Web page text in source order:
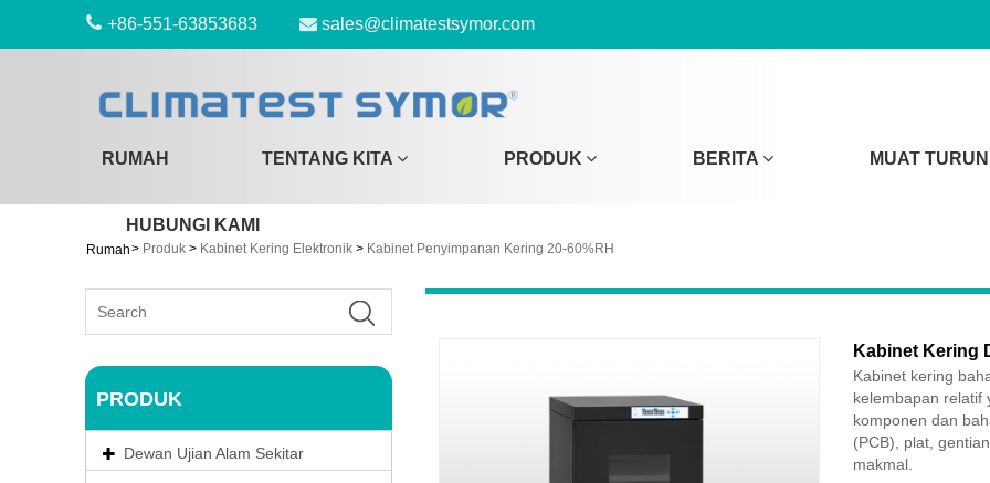
+86-551-63853683 sales@climatestsymor.com
RUMAH TENTANG KITA PRODUK BERITA MUAT TURUN
HUBUNGI KAMI
Rumah> Produk > Kabinet Kering Elektronik > Kabinet Penyimpanan Kering 20-60%RH
PRODUK
Dewan Ujian Alam Sekitar
Kabinet Kering
Kabinet kering
kelembapan relatif
komponen dan
(PCB), plat,
makmal.